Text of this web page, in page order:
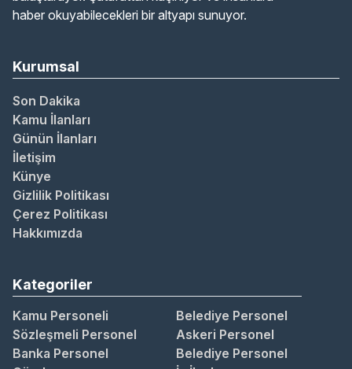
haber okuyabilecekleri bir altyapı sunuyor.
Kurumsal
Son Dakika
Kamu İlanları
Günün İlanları
İletişim
Künye
Gizlilik Politikası
Çerez Politikası
Hakkımızda
Kategoriler
Kamu Personeli
Belediye Personel
Sözleşmeli Personel
Askeri Personel
Banka Personel
Belediye Personel